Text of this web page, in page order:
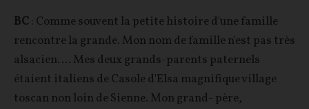
BC: Comme souvent la petite histoire d'une famille
rencontre la grande. Mon nom de famille n'est pas très
alsacien…. Mes deux grands-parents paternels
étaient italiens de Casole d'Elsa magnifique village
toscan non loin de Sienne. Mon grand- père,